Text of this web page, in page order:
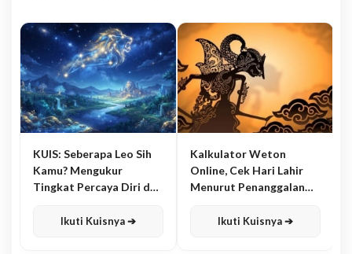
KUIS: Seberapa Leo Sih
Kamu? Mengukur
Tingkat Percaya Diri dan
Ikuti Kuisnya ➔
Kalkulator Weton
Online, Cek Hari Lahir
Menurut Penanggalan
Ikuti Kuisnya ➔